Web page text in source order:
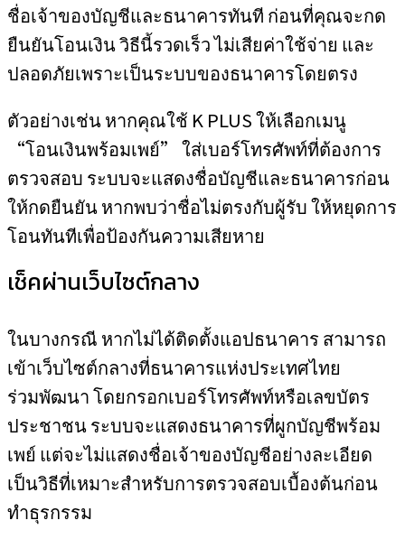
ชื่อเจ้าของบัญชีและธนาคารทันที ก่อนที่คุณจะกด
ยืนยันโอนเงิน วิธีนี้รวดเร็ว ไม่เสียค่าใช้จ่าย และ
ปลอดภัยเพราะเป็นระบบของธนาคารโดยตรง
ตัวอย่างเช่น หากคุณใช้ K PLUS ให้เลือกเมนู
“โอนเงินพร้อมเพย์” ใส่เบอร์โทรศัพท์ที่ต้องการ
ตรวจสอบ ระบบจะแสดงชื่อบัญชีและธนาคารก่อน
ให้กดยืนยัน หากพบว่าชื่อไม่ตรงกับผู้รับ ให้หยุดการ
โอนทันทีเพื่อป้องกันความเสียหาย
เช็คผ่านเว็บไซต์กลาง
ในบางกรณี หากไม่ได้ติดตั้งแอปธนาคาร สามารถ
เข้าเว็บไซต์กลางที่ธนาคารแห่งประเทศไทย
ร่วมพัฒนา โดยกรอกเบอร์โทรศัพท์หรือเลขบัตร
ประชาชน ระบบจะแสดงธนาคารที่ผูกบัญชีพร้อม
เพย์ แต่จะไม่แสดงชื่อเจ้าของบัญชีอย่างละเอียด
เป็นวิธีที่เหมาะสำหรับการตรวจสอบเบื้องต้นก่อน
ทำธุรกรรม